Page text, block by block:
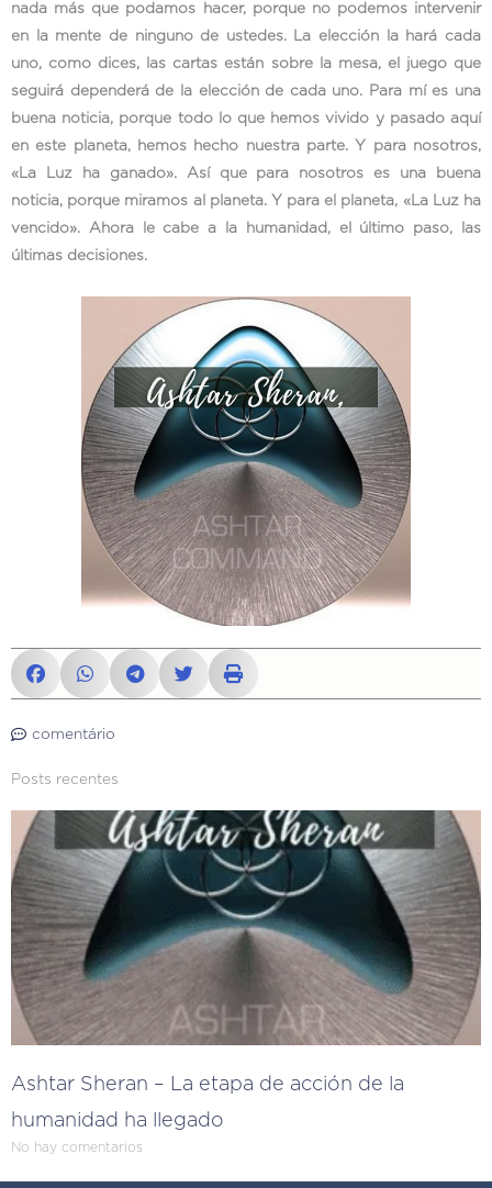
nada más que podamos hacer, porque no podemos intervenir
en la mente de ninguno de ustedes. La elección la hará cada
uno, como dices, las cartas están sobre la mesa, el juego que
seguirá dependerá de la elección de cada uno. Para mí es una
buena noticia, porque todo lo que hemos vivido y pasado aquí
en este planeta, hemos hecho nuestra parte. Y para nosotros,
«La Luz ha ganado». Así que para nosotros es una buena
noticia, porque miramos al planeta. Y para el planeta, «La Luz ha
vencido». Ahora le cabe a la humanidad, el último paso, las
últimas decisiones.
comentário
Posts recentes
Ashtar Sheran – La etapa de acción de la
humanidad ha llegado
No hay comentarios